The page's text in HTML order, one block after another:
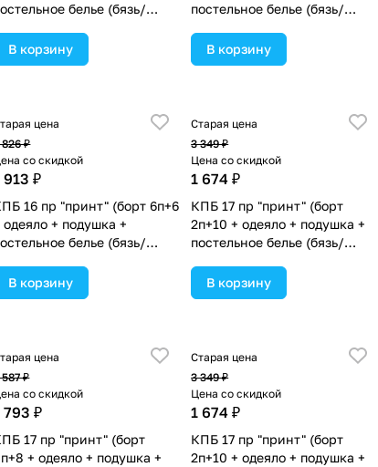
белье (бязь/
ассортименте.
В корзину
постельное белье (бязь/
в ассортименте.
В корзину
цена
826 ₽
со скидкой
913 ₽
16 пр "принт" (борт 6п+6
одеяло + подушка +
белье (бязь/
в ассортименте.
В корзину
Старая цена
3 349 ₽
Цена со скидкой
1 674 ₽
КПБ 17 пр "принт" (борт
2п+10 + одеяло + подушка +
постельное белье (бязь/
(№П207_2а10бб_04) цвета в
ассортименте.
В корзину
цена
587 ₽
со скидкой
793 ₽
17 пр "принт" (борт
+ одеяло + подушка +
Старая цена
3 349 ₽
Цена со скидкой
1 674 ₽
КПБ 17 пр "принт" (борт
2п+10 + одеяло + подушка +